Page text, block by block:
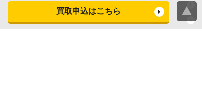
買取申込はこちら
タブレット買取査定
スマートウォッチ買取査定